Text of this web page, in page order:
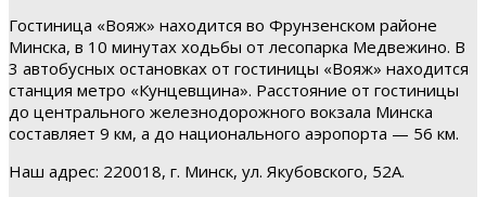
Гостиница «Вояж» находится во Фрунзенском районе
Минска, в 10 минутах ходьбы от лесопарка Медвежино. В
3 автобусных остановках от гостиницы «Вояж» находится
станция метро «Кунцевщина». Расстояние от гостиницы
до центрального железнодорожного вокзала Минска
составляет 9 км, а до национального аэропорта — 56 км.
Наш адрес: 220018, г. Минск, ул. Якубовского, 52А.